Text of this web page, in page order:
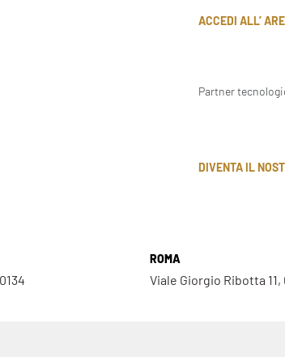
ACCEDI ALL’
Partner
DIVENTA IL
ROMA
Viale Giorgio Ribotta 11,